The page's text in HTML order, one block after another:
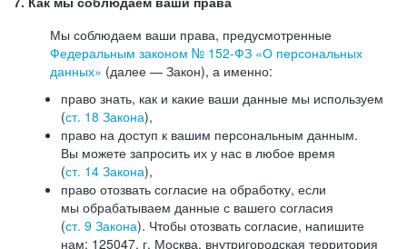
Мы соблюдаем ваши права, предусмотренные
Федеральным законом № 152-ФЗ «О персональных
данных» (далее — Закон), а именно:
право знать, как и какие ваши данные мы используем
(ст. 18 Закона),
право на доступ к вашим персональным данным.
Вы можете запросить их у нас в любое время
(ст. 14 Закона),
право отозвать согласие на обработку, если
мы обрабатываем данные с вашего согласия
(ст. 9 Закона). Чтобы отозвать согласие, напишите
нам: 125047, г. Москва, внутригородская территория